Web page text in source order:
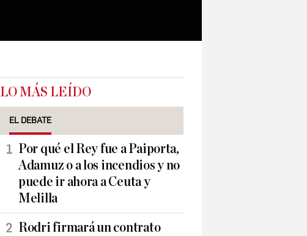
LO MÁS LEÍDO
EL DEBATE
Por qué el Rey fue a Paiporta,
Adamuz o a los incendios y no
puede ir ahora a Ceuta y
Melilla
Rodri firmará un contrato